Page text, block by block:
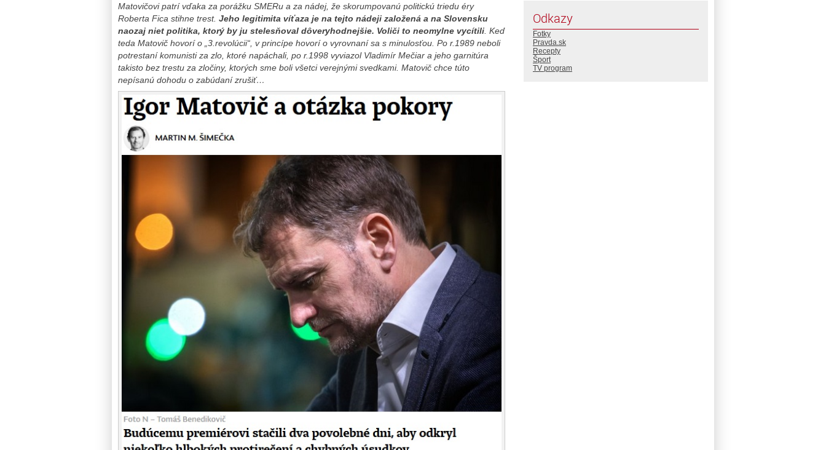
Matovičovi patrí vďaka za porážku SMERu a za nádej, že skorumpovanú politickú triedu éry
Roberta Fica stihne trest. Jeho legitimita víťaza je na tejto nádeji založená a na Slovensku
naozaj niet politika, ktorý by ju stelesňoval dôveryhodnejšie. Voliči to neomylne vycítili. Keď
teda Matovič hovorí o „3.revolúcii“, v princípe hovorí o vyrovnaní sa s minulosťou. Po r.1989 neboli
potrestaní komunisti za zlo, ktoré napáchali, po r.1998 vyviazol Vladimír Mečiar a jeho garnitúra
takisto bez trestu za zločiny, ktorých sme boli všetci verejnými svedkami. Matovič chce túto
nepísanú dohodu o zabúdaní zrušiť…
Odkazy
Fotky
Pravda.sk
Recepty
Šport
TV program